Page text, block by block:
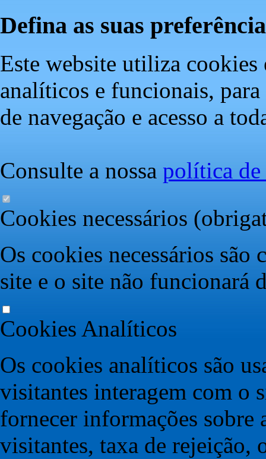
Defina as suas
Este website utiliza cookies
analíticos e funcionais,
de navegação e acesso a
Consulte a nossa política de
Cookies necessários
Os cookies necessários são
site e o site não funcionará
Cookies Analíticos
Os cookies analíticos são
visitantes interagem com o
fornecer informações sobre
visitantes, taxa de rejeição,